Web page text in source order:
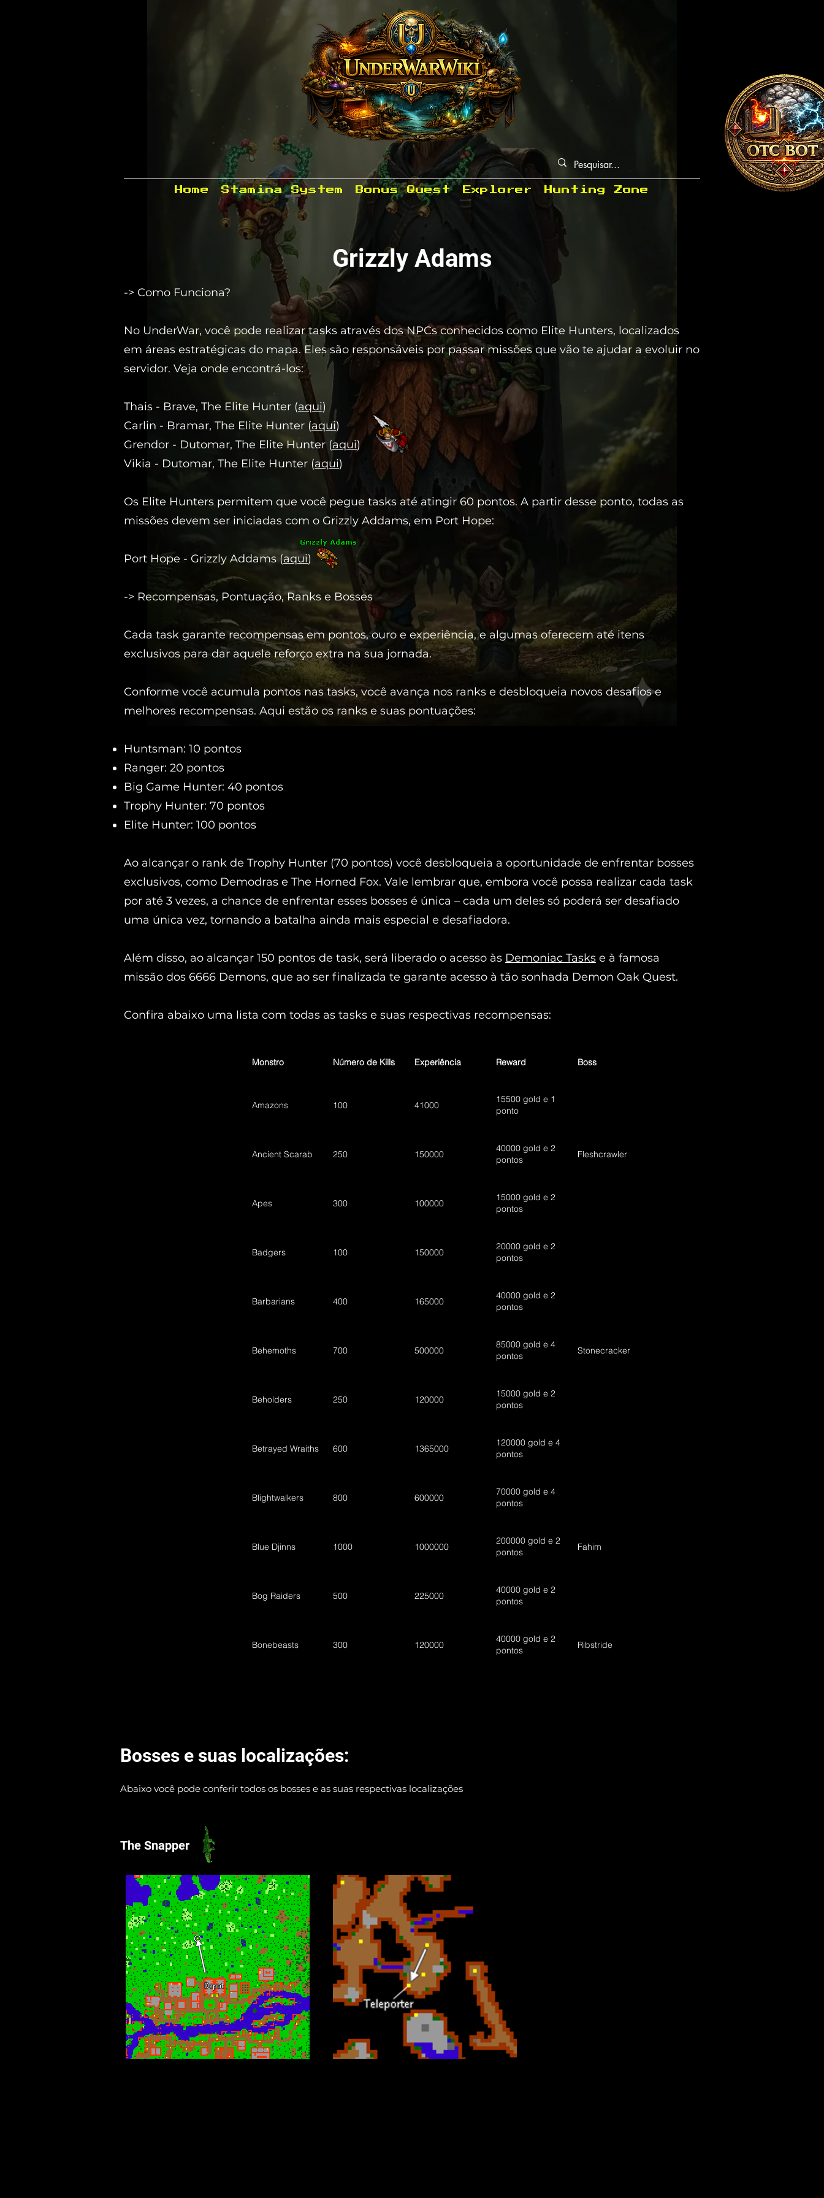
Home Stamina System Bonus Quest Explorer Hunting Zone
Grizzly Adams
-> Como Funciona?
No UnderWar, você pode realizar tasks através dos NPCs conhecidos como Elite Hunters, localizados
em áreas estratégicas do mapa. Eles são responsáveis por passar missões que vão te ajudar a evoluir no
servidor. Veja onde encontrá-los:
Thais - Brave, The Elite Hunter (aqui)
Carlin - Bramar, The Elite Hunter (aqui)
Grendor - Dutomar, The Elite Hunter (aqui)
Vikia - Dutomar, The Elite Hunter (aqui)
Os Elite Hunters permitem que você pegue tasks até atingir 60 pontos. A partir desse ponto, todas as
missões devem ser iniciadas com o Grizzly Addams, em Port Hope:
Port Hope - Grizzly Addams (aqui)
-> Recompensas, Pontuação, Ranks e Bosses
Cada task garante recompensas em pontos, ouro e experiência, e algumas oferecem até itens
exclusivos para dar aquele reforço extra na sua jornada.
Conforme você acumula pontos nas tasks, você avança nos ranks e desbloqueia novos desafios e
melhores recompensas. Aqui estão os ranks e suas pontuações:
Huntsman: 10 pontos
Ranger: 20 pontos
Big Game Hunter: 40 pontos
Trophy Hunter: 70 pontos
Elite Hunter: 100 pontos
Ao alcançar o rank de Trophy Hunter (70 pontos) você desbloqueia a oportunidade de enfrentar bosses
exclusivos, como Demodras e The Horned Fox. Vale lembrar que, embora você possa realizar cada task
por até 3 vezes, a chance de enfrentar esses bosses é única – cada um deles só poderá ser desafiado
uma única vez, tornando a batalha ainda mais especial e desafiadora.
Além disso, ao alcançar 150 pontos de task, será liberado o acesso às Demoniac Tasks e à famosa
missão dos 6666 Demons, que ao ser finalizada te garante acesso à tão sonhada Demon Oak Quest.
Confira abaixo uma lista com todas as tasks e suas respectivas recompensas:
Monstro Número de Kills Experiência Reward Boss
Amazons 100 41000
15500 gold e 1
ponto
Ancient Scarab 250 150000
40000 gold e 2
pontos
Fleshcrawler
Apes 300 100000
15000 gold e 2
pontos
Badgers 100 150000
20000 gold e 2
pontos
Barbarians 400 165000
40000 gold e 2
pontos
Behemoths 700 500000
85000 gold e 4
pontos
Stonecracker
Beholders 250 120000
15000 gold e 2
pontos
Betrayed Wraiths 600 1365000
120000 gold e 4
pontos
Blightwalkers 800 600000
70000 gold e 4
pontos
Blue Djinns 1000 1000000
200000 gold e 2
pontos
Fahim
Bog Raiders 500 225000
40000 gold e 2
pontos
Bonebeasts 300 120000
40000 gold e 2
pontos
Ribstride
Bosses e suas localizações:
Abaixo você pode conferir todos os bosses e as suas respectivas localizações
The Snapper